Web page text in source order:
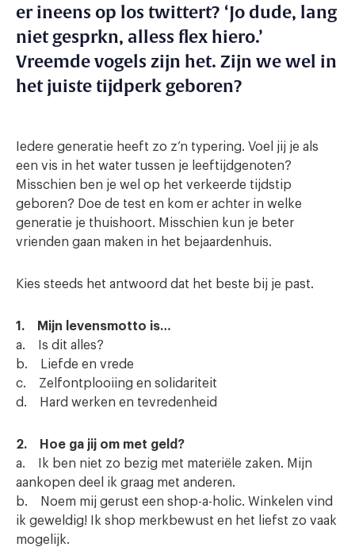
er ineens op los twittert? ‘Jo dude, lang
niet gesprkn, alless flex hiero.’
Vreemde vogels zijn het. Zijn we wel in
het juiste tijdperk geboren?
Iedere generatie heeft zo z’n typering. Voel jij je als
een vis in het water tussen je leeftijdgenoten?
Misschien ben je wel op het verkeerde tijdstip
geboren? Doe de test en kom er achter in welke
generatie je thuishoort. Misschien kun je beter
vrienden gaan maken in het bejaardenhuis.
Kies steeds het antwoord dat het beste bij je past.
1. Mijn levensmotto is…
a. Is dit alles?
b. Liefde en vrede
c. Zelfontplooiing en solidariteit
d. Hard werken en tevredenheid
2. Hoe ga jij om met geld?
a. Ik ben niet zo bezig met materiële zaken. Mijn
aankopen deel ik graag met anderen.
b. Noem mij gerust een shop-a-holic. Winkelen vind
ik geweldig! Ik shop merkbewust en het liefst zo vaak
mogelijk.